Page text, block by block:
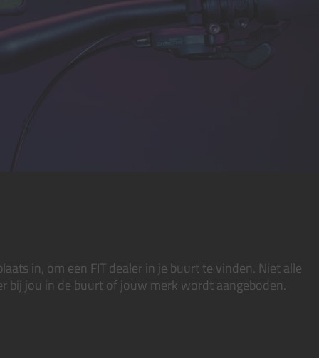
in, om een FIT dealer in je buurt te vinden. Niet alle
bij jou in de buurt of jouw merk wordt aangeboden.